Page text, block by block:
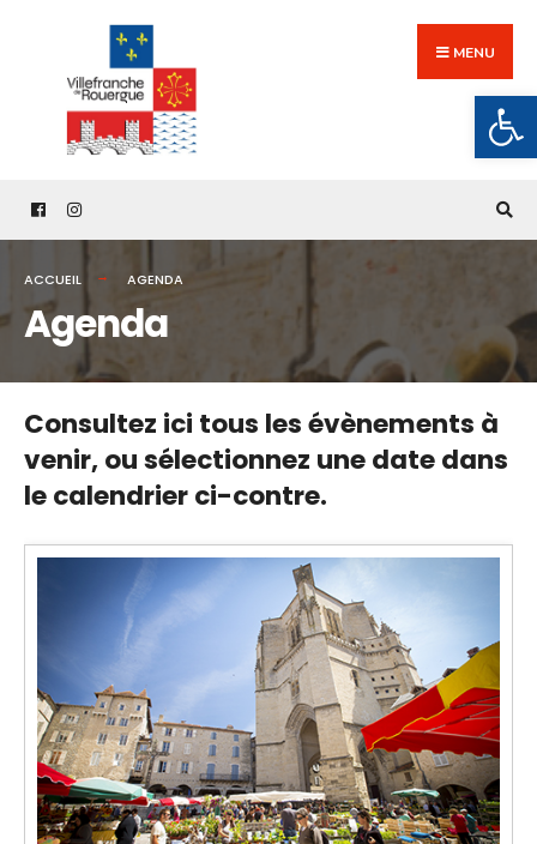
content
MENU
ACCUEIL AGENDA
Agenda
Consultez ici tous les évènements à
venir,ou sélectionnez une date dans
le calendrier ci-contre.